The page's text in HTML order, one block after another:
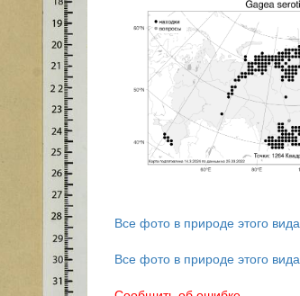
Все фото в природе этого вида
Все фото в природе этого вида